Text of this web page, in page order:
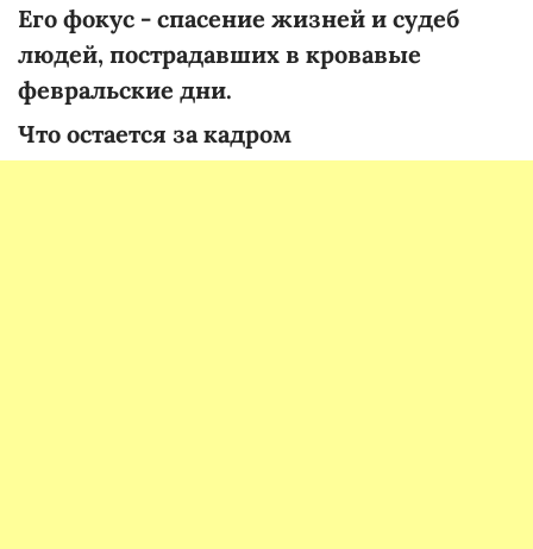
Его фокус - спасение жизней и судеб
людей, пострадавших в кровавые
февральские дни.
Что остается за кадром